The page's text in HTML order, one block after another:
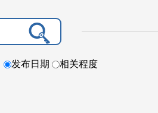
发布日期 相关程度